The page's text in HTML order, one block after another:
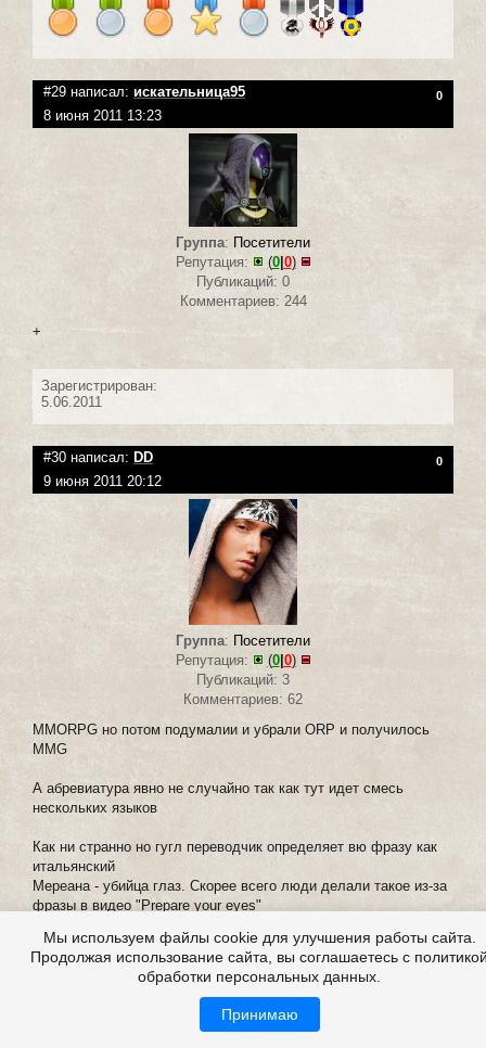
#29 написал: искательница95 0
8 июня 2011 13:23
Группа: Посетители
Репутация:
(0| 0)
Публикаций: 0
Комментариев: 244
+
Зарегистрирован:
5.06.2011
#30 написал: DD 0
9 июня 2011 20:12
Группа: Посетители
Репутация:
(0| 0)
Публикаций: 3
Комментариев: 62
MMORPG но потом подумалии и убрали ORP и получилось
MMG
А абревиатура явно не случайно так как тут идет смесь
нескольких языков
Как ни странно но гугл переводчик определяет вю фразу как
итальянский
Мереана - убийца глаз. Скорее всего люди делали такое из-за
фразы в видео "Prepare your eyes"
Зарегистрирован:
Мы используем файлы cookie для улучшения работы сайта.
Продолжая использование сайта, вы соглашаетесь с
обработки персональных данных.
Принимаю